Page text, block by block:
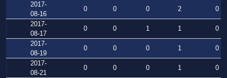
2017-
08-16
0 0 0 2
0
2017-
08-17
0 0 1 1
0
2017-
08-19
0 0 0 1
0
2017-
08-21
0 0 0 1
0